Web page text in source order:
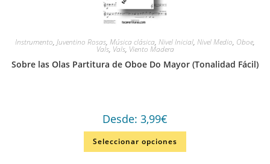
Instrumento, Juventino Rosas, Música clásica, Nivel Inicial, Nivel Medio, Oboe,
Vals, Vals, Viento Madera
Sobre las Olas Partitura de Oboe Do Mayor (Tonalidad Fácil)
Desde: 3,99€
Seleccionar opciones